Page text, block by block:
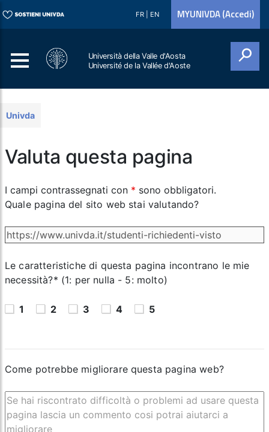
FR EN MYUNIVDA (Accedi)
Università della Valle d'Aosta
Université de la Vallée d'Aoste
Univda
Valuta questa pagina
I campi contrassegnati con * sono obbligatori.
Quale pagina del sito web stai valutando?
Le caratteristiche di questa pagina incontrano le mie
necessità?* (1: per nulla - 5: molto)
1 2 3 4 5
Come potrebbe migliorare questa pagina web?